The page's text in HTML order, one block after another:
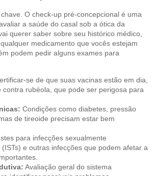
O check-up pré-concepcional é uma
a saúde do casal sob a ótica da
querer saber sobre seu histórico médico,
medicamento que vocês estejam
podem pedir alguns exames para
se de que suas vacinas estão em dia,
contra rubéola, que pode ser perigosa para
Condições como diabetes, pressão
de tireoide precisam estar bem
para infecções sexualmente
e outras infecções que podem afetar a
Avaliação geral do sistema